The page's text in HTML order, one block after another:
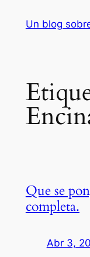
Un blog
Que se
completa.
Abr 3,